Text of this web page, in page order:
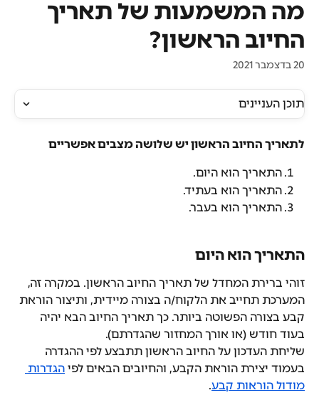
מה המשמעות של תאריך
החיוב הראשון?
20 בדצמבר 2021
תוכן העניינים
לתאריך החיוב הראשון יש שלושה מצבים אפשריים
התאריך הוא היום.
התאריך הוא בעתיד.
התאריך הוא בעבר.
התאריך הוא היום
זוהי ברירת המחדל של תאריך החיוב הראשון. במקרה זה,
המערכת תחייב את הלקוח/ה בצורה מיידית, ותיצור הוראת
קבע בצורה הפשוטה ביותר. כך תאריך החיוב הבא יהיה
בעוד חודש (או אורך המחזור שהגדרתם).
שליחת העדכון על החיוב הראשון תתבצע לפי ההגדרה
בעמוד יצירת הוראת הקבע, והחיובים הבאים לפי הגדרות
מודול הוראות קבע.